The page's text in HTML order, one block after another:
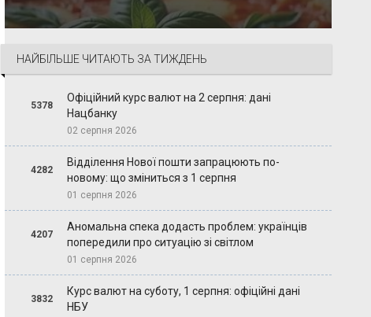
НАЙБІЛЬШЕ ЧИТАЮТЬ ЗА ТИЖДЕНЬ
5378
Офіційний курс валют на 2 серпня: дані
Нацбанку
02 серпня 2026
4282
Відділення Нової пошти запрацюють по-
новому: що зміниться з 1 серпня
01 серпня 2026
4207
Аномальна спека додасть проблем: українців
попередили про ситуацію зі світлом
01 серпня 2026
3832
Курс валют на суботу, 1 серпня: офіційні дані
НБУ